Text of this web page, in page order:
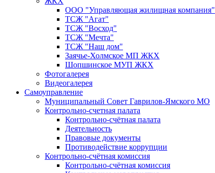
ООО "Управляющая жилищная компания"
ТСЖ "Агат"
ТСЖ "Восход"
ТСЖ "Мечта"
ТСЖ "Наш дом"
Заячье-Холмское МП ЖКХ
Шопшинское МУП ЖКХ
Фотогалерея
Видеогалерея
Самоуправление
Муниципальный Совет Гаврилов-Ямского МО
Контрольно-счетная палата
Контрольно-счётная палата
Деятельность
Правовые документы
Противодействие коррупции
Контрольно-счётная комиссия
Контрольно-счётная комиссия